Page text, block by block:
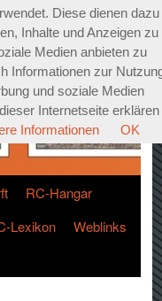
RC-Hangar
Lexikon
Weblinks
Diese dienen dazu
Inhalte und Anzeigen zu
Medien anbieten zu
Informationen zur
und soziale Medien
Internetseite erklären
Informationen OK